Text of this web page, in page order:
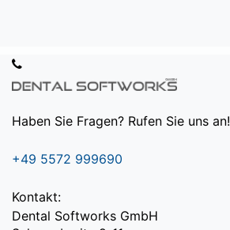
Haben Sie Fragen? Rufen Sie uns an!
+49 5572 999690
Kontakt:
Dental Softworks GmbH